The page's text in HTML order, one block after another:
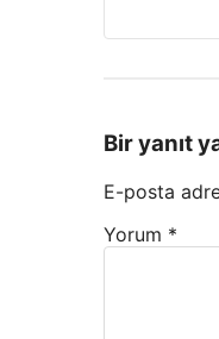
Bir yanıt
E-posta
Yorum *